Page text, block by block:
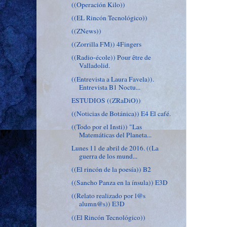
((Operación Kilo))
((EL Rincón Tecnológico))
((ZNews))
((Zorrilla FM)) 4Fingers
((Radio-école)) Pour être de
Valladolid.
((Entrevista a Laura Favela)).
Entrevista B1 Noctu...
ESTUDIOS ((ZRaDiO))
((Noticias de Botánica)) E4 El café.
((Todo por el Insti)) "Las
Matemáticas del Planeta...
Lunes 11 de abril de 2016. ((La
guerra de los mund...
((El rincón de la poesía)) B2
((Sancho Panza en la ínsula)) E3D
((Relato realizado por l@s
alumn@s)) E3D
((El Rincón Tecnológico))